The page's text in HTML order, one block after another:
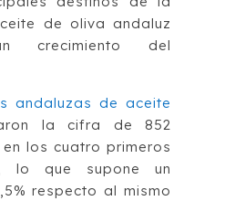
de oliva andaluz
crecimiento del
andaluzas de aceite
la cifra de 852
los cuatro primeros
lo que supone un
respecto al mismo